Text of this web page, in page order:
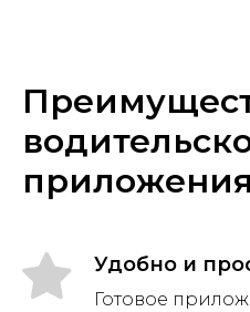
приложения
Удобно и
Готовое